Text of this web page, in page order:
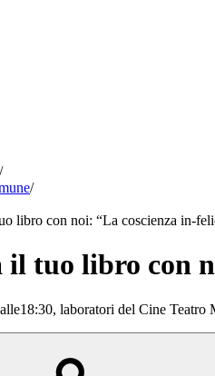
/
/
libro con noi: “La coscienza in-
il tuo libro con
laboratori del Cine